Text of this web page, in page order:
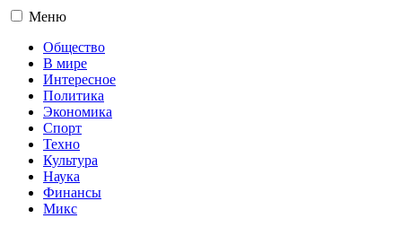
Меню
Общество
В мире
Интересное
Политика
Экономика
Спорт
Техно
Культура
Наука
Финансы
Микс